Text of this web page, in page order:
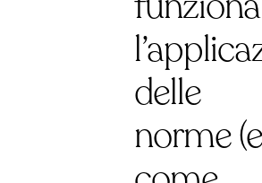
delle
norme (e